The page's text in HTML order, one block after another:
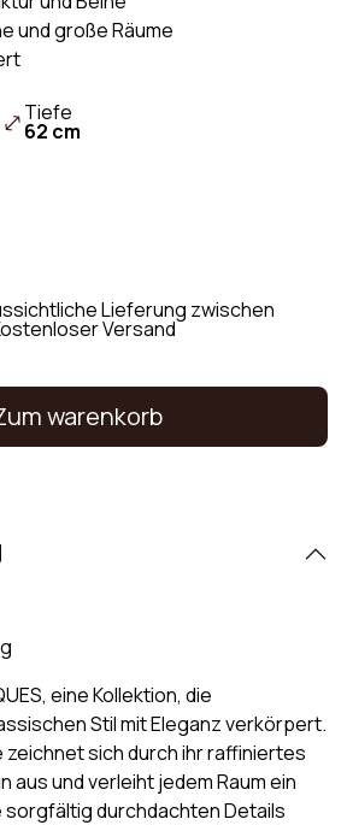
und große Räume
Tiefe
62 cm
Lieferung zwischen
Versand
warenkorb
eine Kollektion, die
Stil mit Eleganz verkörpert.
zeichnet sich durch ihr raffiniertes
und verleiht jedem Raum ein
sorgfältig durchdachten Details